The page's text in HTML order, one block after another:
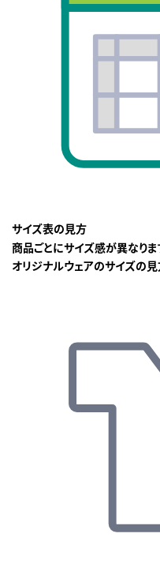
サイズ表の見方
商品ごとにサイズ感が異なりま
オリジナルウェアのサイズの